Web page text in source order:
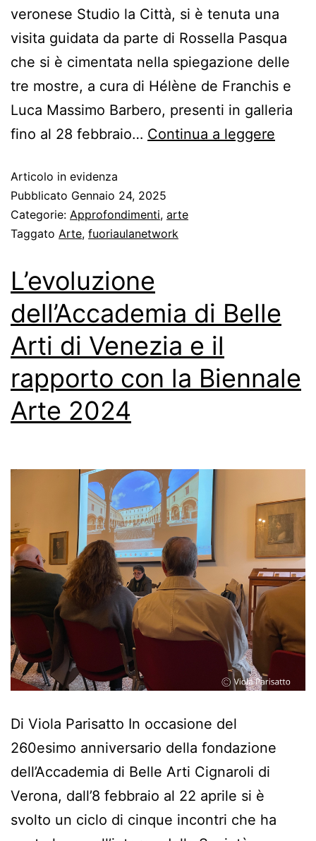
veronese Studio la Città, si è tenuta una
visita guidata da parte di Rossella Pasqua
che si è cimentata nella spiegazione delle
tre mostre, a cura di Hélène de Franchis e
Luca Massimo Barbero, presenti in galleria
fino al 28 febbraio… Continua a leggere
Articolo in evidenza
Pubblicato Gennaio 24, 2025
Categorie: Approfondimenti, arte
Taggato Arte, fuoriaulanetwork
L’evoluzione
dell’Accademia di Belle
Arti di Venezia e il
rapporto con la Biennale
Arte 2024
Di Viola Parisatto In occasione del
260esimo anniversario della fondazione
dell’Accademia di Belle Arti Cignaroli di
Verona, dall’8 febbraio al 22 aprile si è
svolto un ciclo di cinque incontri che ha